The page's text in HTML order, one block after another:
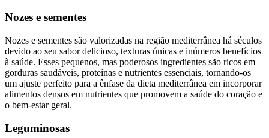
Nozes e sementes
Nozes e sementes são valorizadas na região mediterrânea há séculos
devido ao seu sabor delicioso, texturas únicas e inúmeros benefícios
à saúde. Esses pequenos, mas poderosos ingredientes são ricos em
gorduras saudáveis, proteínas e nutrientes essenciais, tornando-os
um ajuste perfeito para a ênfase da dieta mediterrânea em incorporar
alimentos densos em nutrientes que promovem a saúde do coração e
o bem-estar geral.
Leguminosas